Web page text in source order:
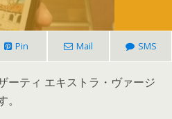
Pin Mail SMS
ーティ エキストラ・ヴァージ